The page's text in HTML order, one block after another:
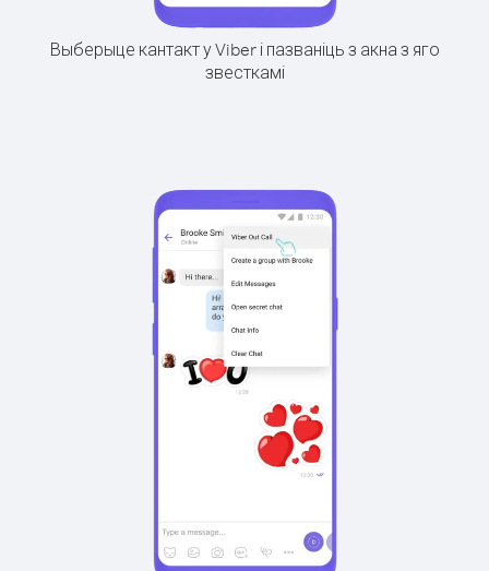
Выберыце кантакт у Viber і пазваніць з акна з яго
звесткамі